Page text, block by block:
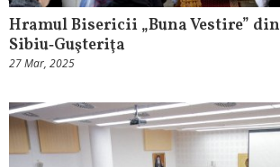
Hramul Bisericii „Buna Vestire” din
Sibiu‑Guşteriţa
27 Mar, 2025